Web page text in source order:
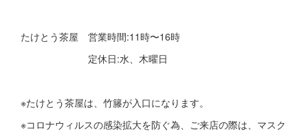
たけとう茶屋 営業時間:11時〜16時
定休日:水、木曜日
※たけとう茶屋は、竹籐が入口になります。
※コロナウィルスの感染拡大を防ぐ為、ご来店の際は、マスク